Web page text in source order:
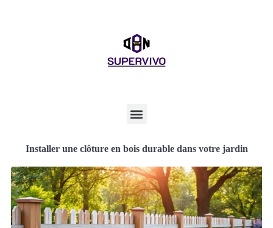
Installer une clôture en bois durable dans votre jardin